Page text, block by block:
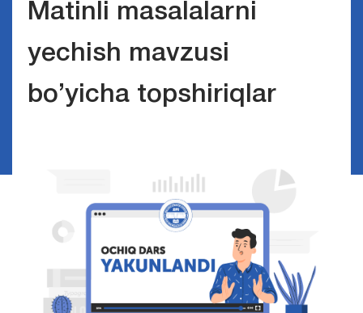
Matinli masalalarni
yechish mavzusi
bo’yicha topshiriqlar